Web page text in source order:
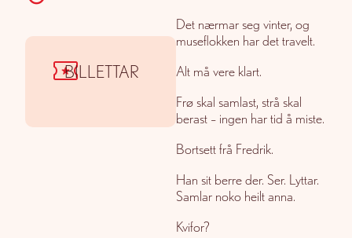
Det nærmar seg vinter, og
museflokken har det travelt.
Alt må vere klart.
Frø skal samlast, strå skal
berast – ingen har tid å miste.
Bortsett frå Fredrik.
Han sit berre der. Ser. Lyttar.
Samlar noko heilt anna.
Kvifor?
BILLETTAR